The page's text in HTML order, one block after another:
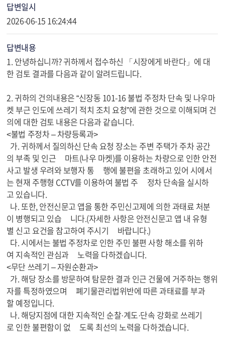
답변일시
2026-06-15 16:24:44
답변내용
1. 안녕하십니까? 귀하께서 접수하신 「시장에게 바란다」에 대
한 검토 결과를 다음과 같이 알려드립니다.
2. 귀하의 건의내용은 “신장동 101-16 불법 주정차 단속 및 나우마
켓 부근 인도에 쓰레기 적치 조치 요청”에 관한 것으로 이해되며 건
의에 대한 검토 내용은 다음과 같습니다.
<불법 주정차 – 차량등록과>
가. 귀하께서 질의하신 단속 요청 장소는 주변 주택가 주차 공간
의 부족 및 인근 마트(나우 마켓)를 이용하는 차량으로 인한 안전
사고 발생 우려와 보행자 통 행에 불편을 초래하고 있어 시에서
는 현재 주행형 CCTV를 이용하여 불법 주 정차 단속을 실시하
고 있습니다.
나. 또한, 안전신문고 앱을 통한 주민신고제에 의한 과태료 처분
이 병행되고 있습 니다.(자세한 사항은 안전신문고 앱 내 유형
별 신고 요건을 참고하여 주시기 바랍니다.)
다. 시에서는 불법 주정차로 인한 주민 불편 사항 해소를 위하
여 지속적인 관심과 노력을 다하겠습니다.
<무단 쓰레기 – 자원순환과>
가. 해당 장소를 방문하여 탐문한 결과 인근 건물에 거주하는 행위
자를 특정하였으며 폐기물관리법위반에 따른 과태료를 부과
할 예정입니다.
나. 해당지점에 대한 지속적인 순찰·계도·단속 강화로 쓰레기
로 인한 불편함이 없 도록 최선의 노력을 다하겠습니다.